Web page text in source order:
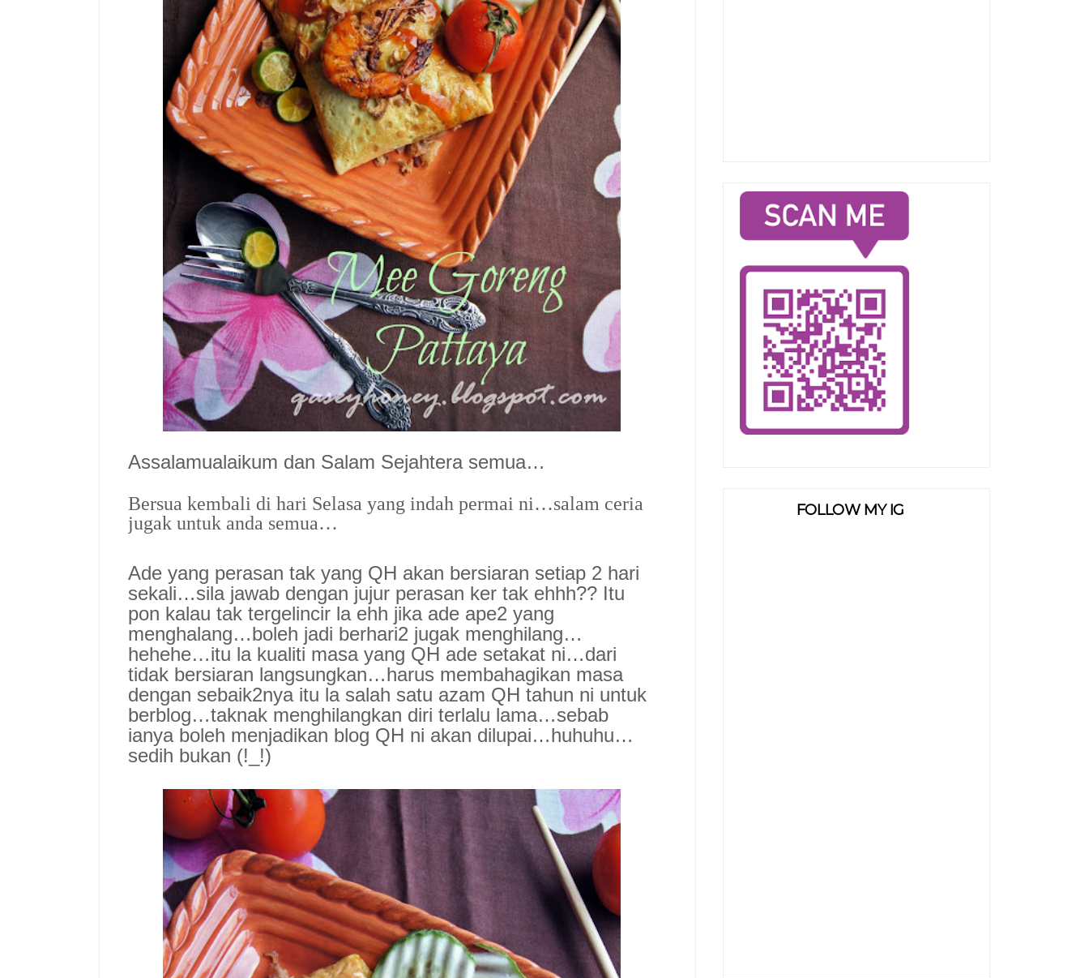
Assalamualaikum dan Salam Sejahtera semua…
Bersua kembali di hari Selasa yang indah permai ni…salam ceria
jugak untuk anda semua…
Ade yang perasan tak yang QH akan bersiaran setiap 2 hari
sekali…sila jawab dengan jujur perasan ker tak ehhh?? Itu
pon kalau tak tergelincir la ehh jika ade ape2 yang
menghalang…boleh jadi berhari2 jugak menghilang…
hehehe…itu la kualiti masa yang QH ade setakat ni…dari
tidak bersiaran langsungkan…harus membahagikan masa
dengan sebaik2nya itu la salah satu azam QH tahun ni untuk
berblog…taknak menghilangkan diri terlalu lama…sebab
ianya boleh menjadikan blog QH ni akan dilupai…huhuhu…
sedih bukan (!_!)
FOLLOW MY IG